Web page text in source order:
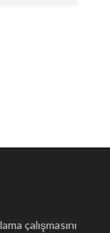
çalışmasını